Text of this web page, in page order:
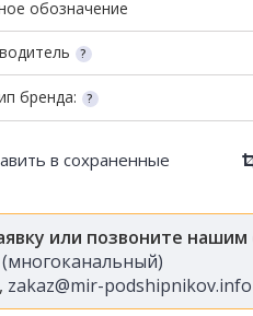
обозначение
бренда:
в сохраненные
или позвоните
(многоканальный)
, zakaz@mir-podshipnikov.info